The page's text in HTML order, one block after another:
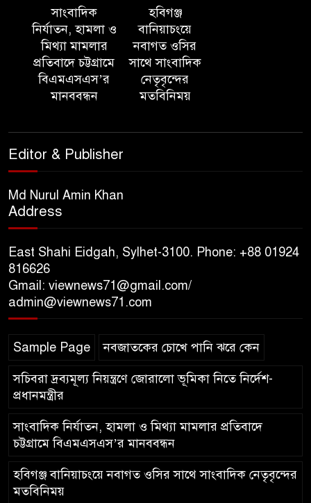
উপলক্ষ্যে আলোচনা সভা ও দু’আ
মাহফিল
পরিবেশ রক্ষায় ব্যক্তিগত উদ্যোগ
সমাজের জন্য অনুকরণীয় মডেল-
বিভাগীয় কমিশনার
সিলেট মেট্রোপলিটন পুলিশ
শহীদদের প্রতি গভীর শ্রদ্ধা নিবেদন করেন
মামলায় এক বছরের সাজা
‘সমন্বিত উদ্যোগেই গড়ে উঠবে
আধুনিক সিলেট’ – বাণিজ্যমন্ত্রী
ত্রিতরঙ্গের বাদল সাঁঝের বর্ণাঢ্য
আয়োজন ‘শ্রাবনের মেঘগুলো’
সাংবাদিক
নির্যাতন, হামলা ও
মিথ্যা মামলার
প্রতিবাদে চট্টগ্রামে
বিএমএসএস’র
মানববন্ধন
হবিগঞ্জ
বানিয়াচংয়ে
নবাগত ওসির
সাথে সাংবাদিক
নেতৃবৃন্দের
মতবিনিময়
Editor & Publisher
Md Nurul Amin Khan
Address
East Shahi Eidgah, Sylhet-3100. Phone: +88 01924
816626
Gmail: viewnews71@gmail.com/
admin@viewnews71.com
Sample Page নবজাতকের চোখে পানি ঝরে কেন
সচিবরা দ্রব্যমূল্য নিয়ন্ত্রণে জোরালো ভূমিকা নিতে নির্দেশ-
প্রধানমন্ত্রীর
সাংবাদিক নির্যাতন, হামলা ও মিথ্যা মামলার প্রতিবাদে
চট্টগ্রামে বিএমএসএস’র মানববন্ধন
হবিগঞ্জ বানিয়াচংয়ে নবাগত ওসির সাথে সাংবাদিক নেতৃবৃন্দের
মতবিনিময়